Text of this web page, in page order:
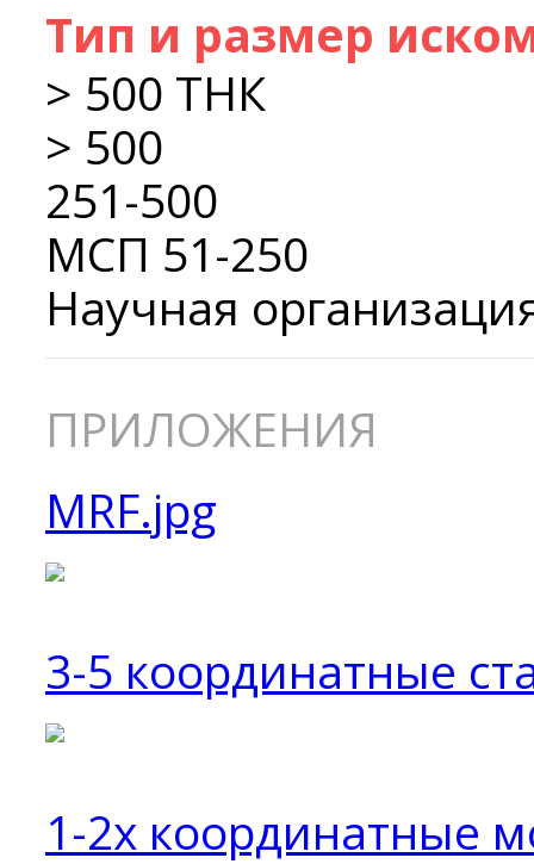
Тип и размер
> 500 ТНК
> 500
251-500
МСП 51-250
Научная
ПРИЛОЖЕНИЯ
MRF.jpg
3-5 координатные
1-2х координатные